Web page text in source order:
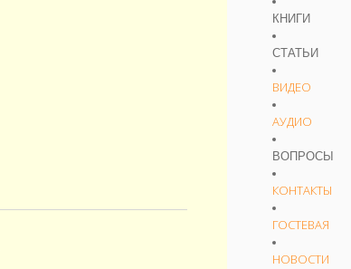
КНИГИ
СТАТЬИ
ВИДЕО
АУДИО
ВОПРОСЫ
КОНТАКТЫ
ГОСТЕВАЯ
НОВОСТИ